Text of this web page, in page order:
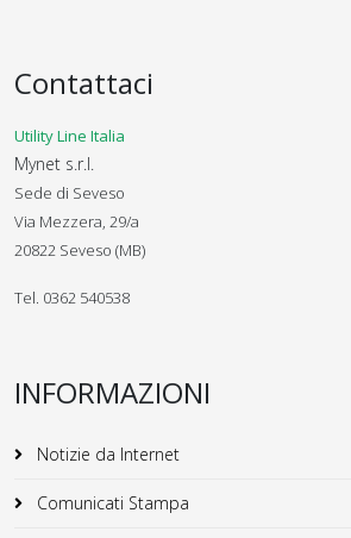
Contattaci
Utility Line Italia
Mynet s.r.l.
Sede di Seveso
Via Mezzera, 29/a
20822 Seveso (MB)
Tel. 0362 540538
INFORMAZIONI
Notizie da Internet
Comunicati Stampa